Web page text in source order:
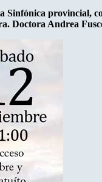
Sinfónica provincial,
Doctora Andrea